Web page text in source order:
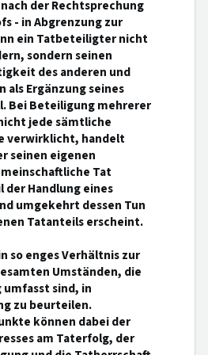
der Rechtsprechung
- in Abgrenzung zur
ein Tatbeteiligter nicht
sondern seinen
des anderen und
als Ergänzung seines
Bei Beteiligung mehrerer
jede sämtliche
verwirklicht, handelt
seinen eigenen
Tat
der Handlung eines
umgekehrt dessen Tun
Tatanteils erscheint.
so enges Verhältnis zur
Umständen, die
sind, in
zu beurteilen.
können dabei der
am Taterfolg, der